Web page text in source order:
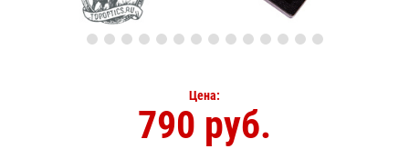
Цена:
790 руб.